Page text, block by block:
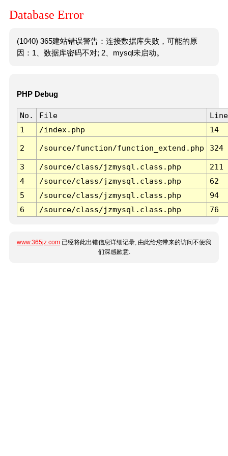
Database Error
(1040) 365建站错误警告：连接数据库失败，可能的原
因：1、数据库密码不对; 2、mysql未启动。
PHP Debug
No. File
Line
1
/index.php 14
2 /source/function/function_extend.php 324
3 /source/class/jzmysql.class.php
211
4
/source/class/jzmysql.class.php
62
5
/source/class/jzmysql.class.php
94
6
/source/class/jzmysql.class.php 76
www.365jz.com 已经将此出错信息详细记录, 由此给您带来的访问不便我
们深感歉意.